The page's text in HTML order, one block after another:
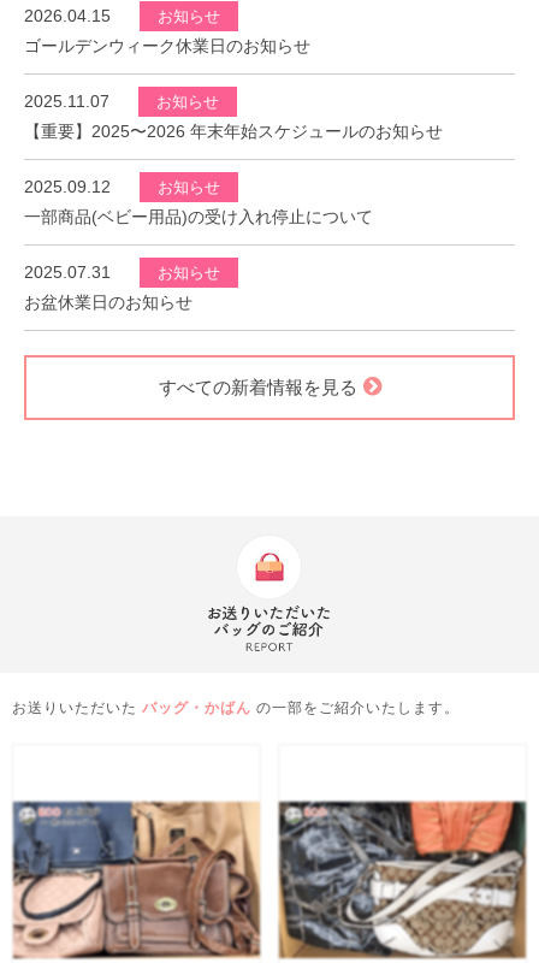
2026.04.15 お知らせ
ゴールデンウィーク休業日のお知らせ
2025.11.07 お知らせ
【重要】2025〜2026 年末年始スケジュールのお知らせ
2025.09.12 お知らせ
一部商品(ベビー用品)の受け入れ停止について
2025.07.31 お知らせ
お盆休業日のお知らせ
すべての新着情報を見る
お送りいただいた バッグ・かばん の一部をご紹介いたします。